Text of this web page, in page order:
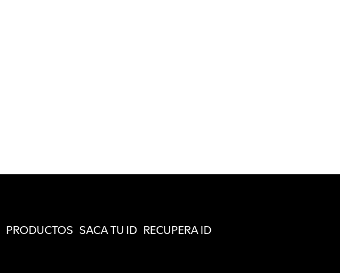
PRODUCTOS SACA TU ID RECUPERA ID